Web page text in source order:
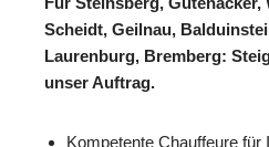
Scheidt, Geilnau,
Laurenburg, Bremberg:
unser Auftrag.
Kompetente Chauffeure für